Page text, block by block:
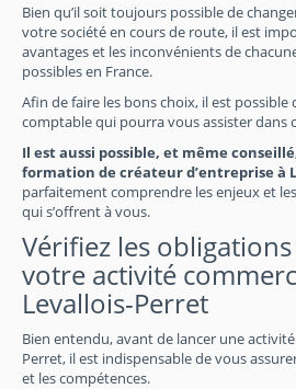
Bien qu’il soit toujours possible de
votre société en cours de route, il est
avantages et les inconvénients de
possibles en France.
Afin de faire les bons choix, il est
comptable qui pourra vous assister dans
Il est aussi possible, et même
formation de créateur d’entreprise à
parfaitement comprendre les enjeux et
qui s’offrent à vous.
Vérifiez les
votre activité
Levallois-Perret
Bien entendu, avant de lancer une
Perret, il est indispensable de vous
et les compétences.